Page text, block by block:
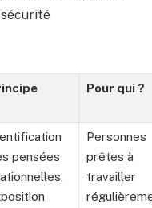
Pour qui ?
pensées
Personnes
prêtes à
travailler